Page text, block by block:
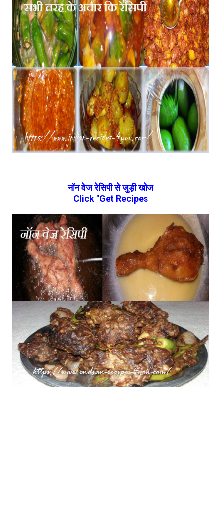
नॉन वेज रेसिपी से जुड़ी खोज
Click "Get Recipes